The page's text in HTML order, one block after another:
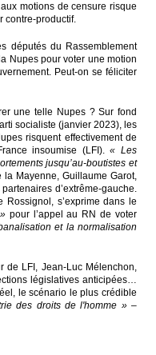
motions de censure risque
contre-productif.
députés du Rassemblement
Nupes pour voter une motion
Peut-on se féliciter
une telle Nupes ? Sur fond
socialiste (janvier 2023), les
risquent effectivement de
insoumise (LFI).« Les
jusqu’au-boutistes et
la Mayenne, Guillaume Garot,
d’extrême-gauche.
Rossignol, s’exprime dans le
pour l’appel au RN de voter
et la normalisation
de LFI, Jean-Luc Mélenchon,
législatives anticipées…
le scénario le plus crédible
des droits de l'homme »–